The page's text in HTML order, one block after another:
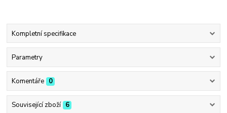
Kompletní specifikace
Parametry
Komentáře 0
Související zboží 6